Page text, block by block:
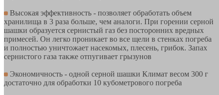
Высокая эффективность - позволяет обработать объем
хранилища в 3 раза больше, чем аналоги. При горении серной
шашки образуется сернистый газ без посторонних вредных
примесей. Он легко проникает во все щели в стенках погреба
и полностью уничтожает насекомых, плесень, грибок. Запах
сернистого газа также отпугивает грызунов
Экономичность - одной серной шашки Климат весом 300 г
достаточно для обработки 10 кубометрового погреба